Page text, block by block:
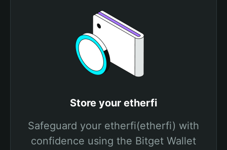
Store your etherfi
Safeguard your etherfi(etherfi) with
confidence using the Bitget Wallet